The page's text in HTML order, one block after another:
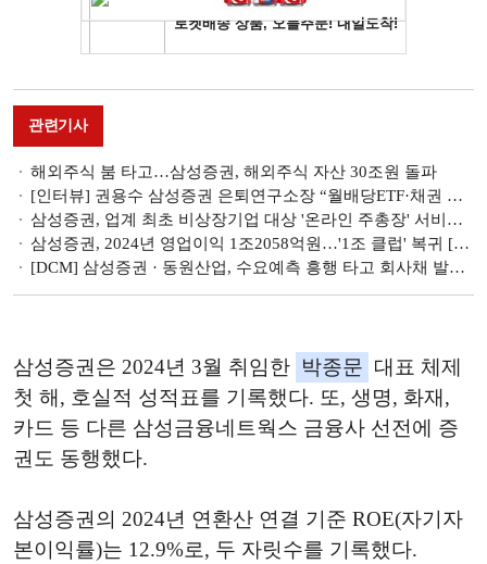
관련기사
해외주식 붐 타고…삼성증권, 해외주식 자산 30조원 돌파
[인터뷰] 권용수 삼성증권 은퇴연구소장 “월배당ETF·채권 인컴 수익 다원화, 은퇴자에게 필수”
삼성증권, 업계 최초 비상장기업 대상 '온라인 주총장' 서비스 도입
삼성증권, 2024년 영업이익 1조2058억원…'1조 클럽' 복귀 [금융사 2024 실적]
[DCM] 삼성증권 · 동원산업, 수요예측 흥행 타고 회사채 발행 순항
삼성증권은 2024년 3월 취임한 박종문 대표 체제
첫 해, 호실적 성적표를 기록했다. 또, 생명, 화재,
카드 등 다른 삼성금융네트웍스 금융사 선전에 증
권도 동행했다.
삼성증권의 2024년 연환산 연결 기준 ROE(자기자
본이익률)는 12.9%로, 두 자릿수를 기록했다.